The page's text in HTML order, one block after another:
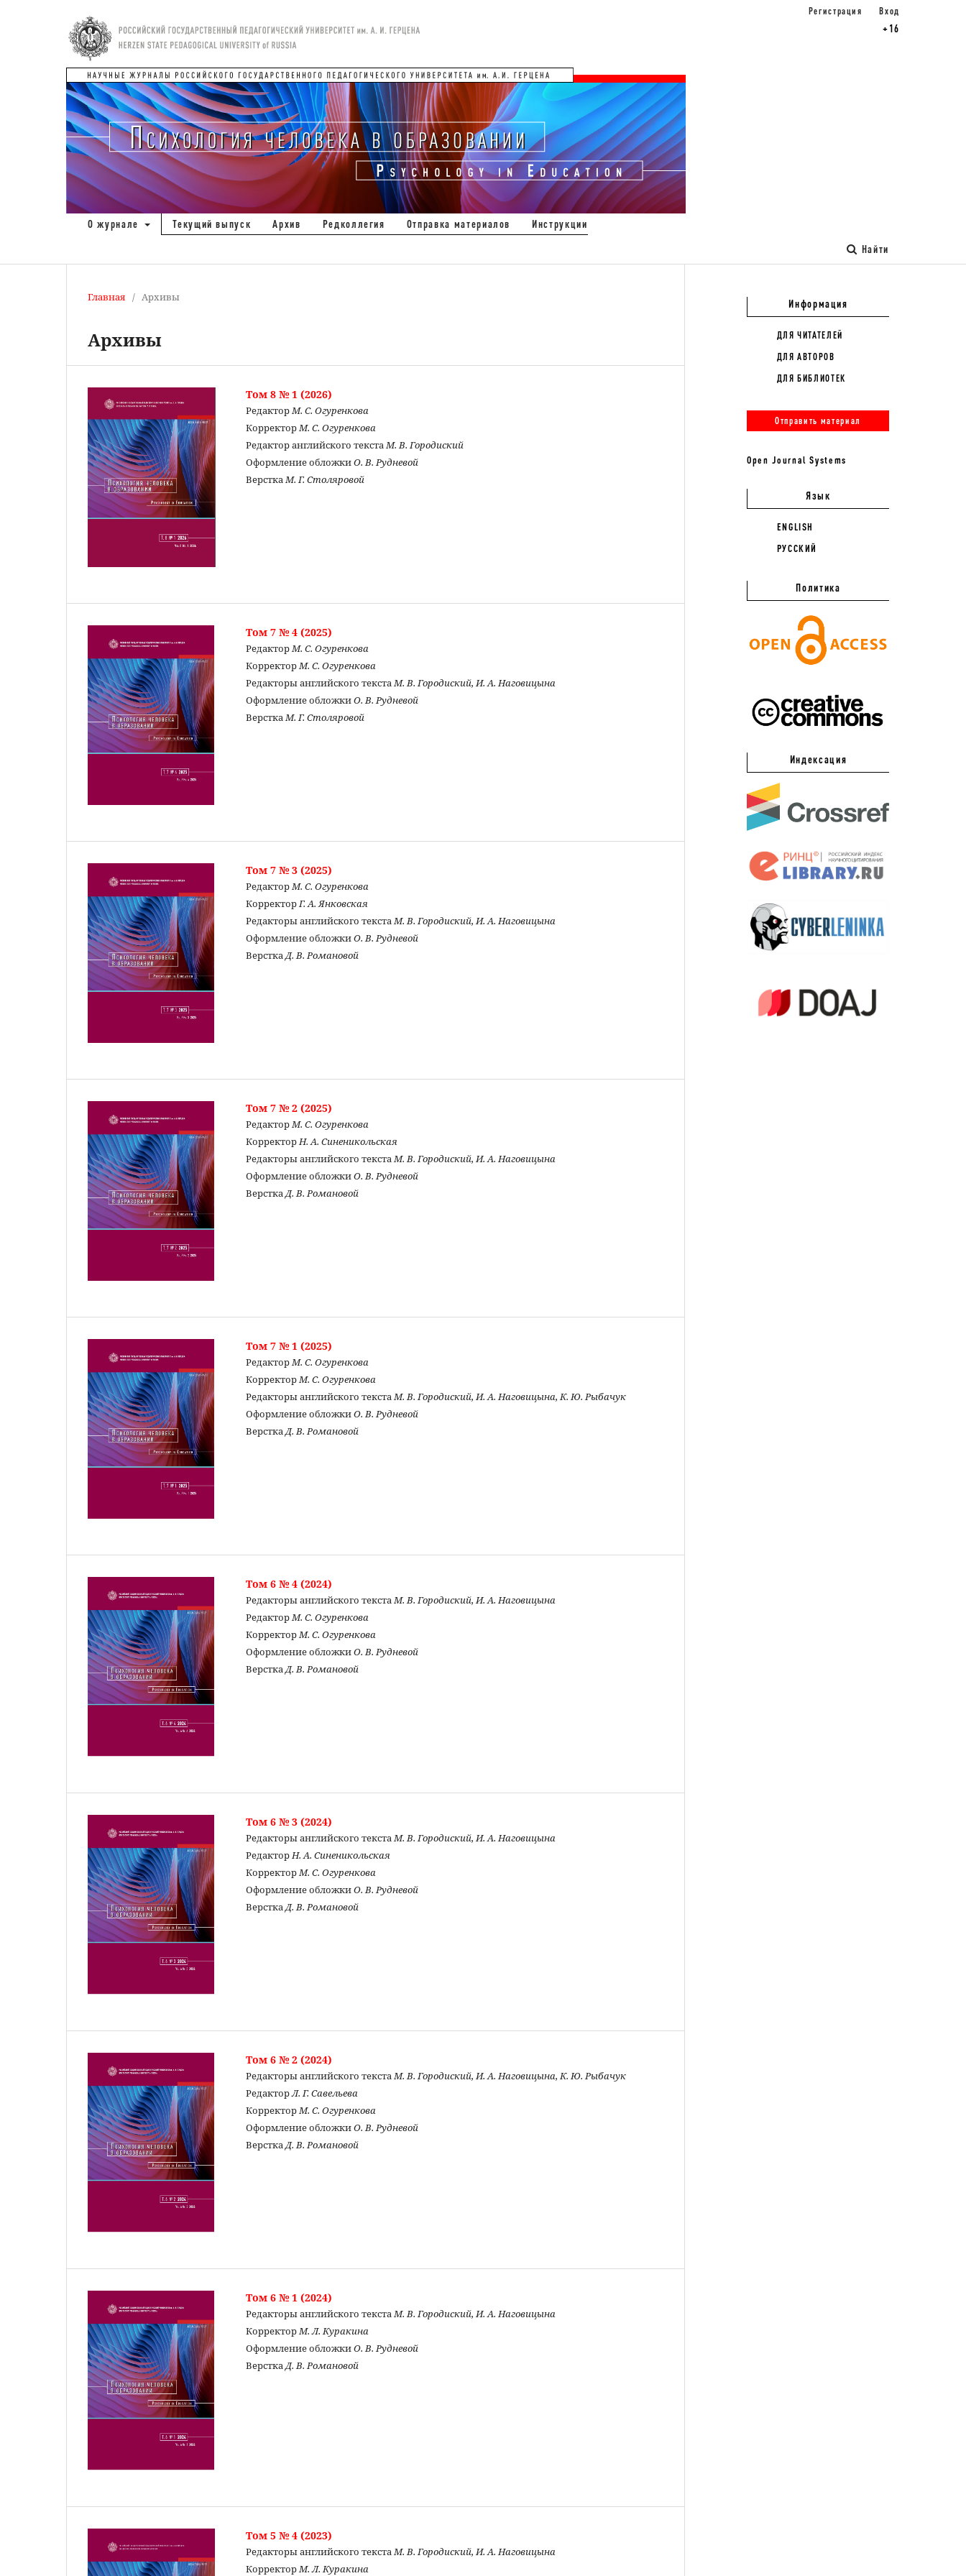
О журнале Текущий выпуск Архив Редколлегия Отправка материалов Инструкции
Найти
Регистрация Вход
+16
Главная / Архивы
Архивы
Том 8 № 1 (2026)
РедакторМ. С. Огуренкова
КорректорМ. С. Огуренкова
Редактор английского текстаМ. В. Городиский
Оформление обложкиО. В. Рудневой
ВерсткаМ. Г. Столяровой
Том 7 № 4 (2025)
РедакторМ. С. Огуренкова
КорректорМ. С. Огуренкова
Редакторы английского текстаМ. В. Городиский, И. А. Наговицына
Оформление обложкиО. В. Рудневой
ВерсткаМ. Г. Столяровой
Том 7 № 3 (2025)
РедакторМ. С. Огуренкова
КорректорГ. А. Янковская
Редакторы английского текстаМ. В. Городиский, И. А. Наговицына
Оформление обложкиО. В. Рудневой
ВерсткаД. В. Романовой
Том 7 № 2 (2025)
РедакторМ. С. Огуренкова
КорректорН. А. Синеникольская
Редакторы английского текстаМ. В. Городиский, И. А. Наговицына
Оформление обложкиО. В. Рудневой
ВерсткаД. В. Романовой
Том 7 № 1 (2025)
РедакторМ. С. Огуренкова
КорректорМ. С. Огуренкова
Редакторы английского текстаМ. В. Городиский, И. А. Наговицына, К. Ю. Рыбачук
Оформление обложкиО. В. Рудневой
ВерсткаД. В. Романовой
Том 6 № 4 (2024)
Редакторы английского текстаМ. В. Городиский, И. А. Наговицына
РедакторМ. С. Огуренкова
КорректорМ. С. Огуренкова
Оформление обложкиО. В. Рудневой
ВерсткаД. В. Романовой
Том 6 № 3 (2024)
Редакторы английского текстаМ. В. Городиский, И. А. Наговицына
РедакторН. А. Синеникольская
КорректорМ. С. Огуренкова
Оформление обложкиО. В. Рудневой
ВерсткаД. В. Романовой
Том 6 № 2 (2024)
Редакторы английского текстаМ. В. Городиский, И. А. Наговицына, К. Ю. Рыбачук
РедакторЛ. Г. Савельева
КорректорМ. С. Огуренкова
Оформление обложкиО. В. Рудневой
ВерсткаД. В. Романовой
Том 6 № 1 (2024)
Редакторы английского текстаМ. В. Городиский, И. А. Наговицына
КорректорМ. Л. Куракина
Оформление обложкиО. В. Рудневой
ВерсткаД. В. Романовой
Том 5 № 4 (2023)
Редакторы английского текстаМ. В. Городиский, И. А. Наговицына
КорректорМ. Л. Куракина
Информация
ДЛЯ ЧИТАТЕЛЕЙ
ДЛЯ АВТОРОВ
ДЛЯ БИБЛИОТЕК
Отправить материал
Open Journal Systems
Язык
ENGLISH
РУССКИЙ
Политика
Индексация